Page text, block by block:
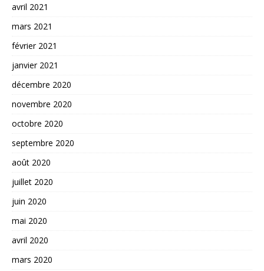
avril 2021
mars 2021
février 2021
janvier 2021
décembre 2020
novembre 2020
octobre 2020
septembre 2020
août 2020
juillet 2020
juin 2020
mai 2020
avril 2020
mars 2020